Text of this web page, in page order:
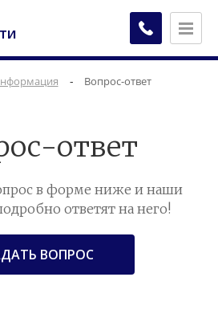
- Вопрос-ответ
ответ
в форме ниже и наши
ответят на него!
ВОПРОС